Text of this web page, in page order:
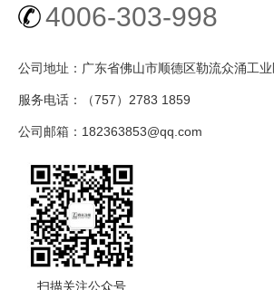
4006-303-998
公司地址：广东省佛山市顺德区勒流众涌工
服务电话：（757）2783 1859
公司邮箱：182363853@qq.com
扫描关注公众号